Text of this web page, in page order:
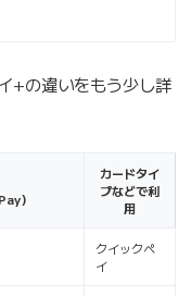
+の違いをもう少し詳
）
カードタイ
プなどで利
用
クイックペ
イ